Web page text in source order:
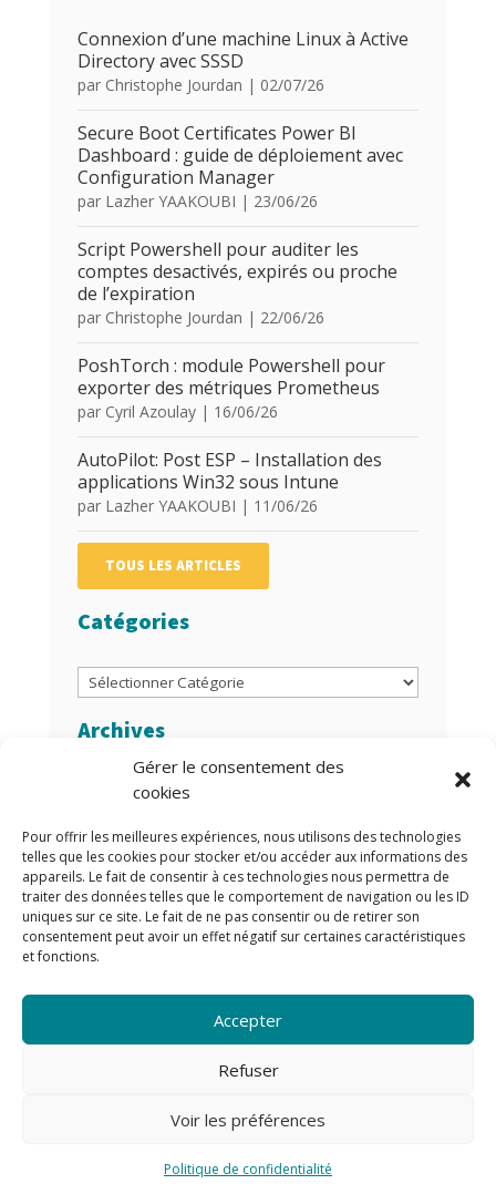
Gérer le consentement des
cookies
Pour offrir les meilleures expériences, nous utilisons des technologies
telles que les cookies pour stocker et/ou accéder aux informations des
appareils. Le fait de consentir à ces technologies nous permettra de
traiter des données telles que le comportement de navigation ou les ID
uniques sur ce site. Le fait de ne pas consentir ou de retirer son
consentement peut avoir un effet négatif sur certaines caractéristiques
et fonctions.
Accepter
Refuser
Voir les préférences
Politique de confidentialité
Connexion d’une machine Linux à Active
Directory avec SSSD
par Christophe Jourdan | 02/07/26
Secure Boot Certificates Power BI
Dashboard : guide de déploiement avec
Configuration Manager
par Lazher YAAKOUBI | 23/06/26
Script Powershell pour auditer les
comptes desactivés, expirés ou proche
de l’expiration
par Christophe Jourdan | 22/06/26
PoshTorch : module Powershell pour
exporter des métriques Prometheus
par Cyril Azoulay| 16/06/26
AutoPilot: Post ESP – Installation des
applications Win32 sous Intune
par Lazher YAAKOUBI | 11/06/26
TOUS LES ARTICLES
Catégories
Catégories
Archives
Archives
Auteurs/Autrices
de confidentialité